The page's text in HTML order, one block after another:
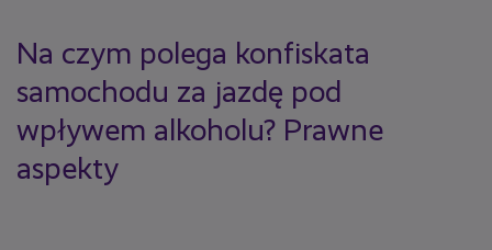
Na czym polega konfiskata
samochodu za jazdę pod
wpływem alkoholu? Prawne
aspekty